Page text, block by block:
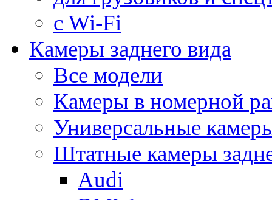
с Wi-Fi
Камеры заднего вида
Все модели
Камеры в номерной
Универсальные
Штатные камеры
Audi